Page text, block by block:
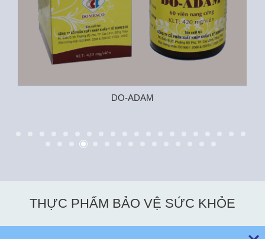
DO-ADAM
THỰC PHẨM BẢO VỆ SỨC KHỎE